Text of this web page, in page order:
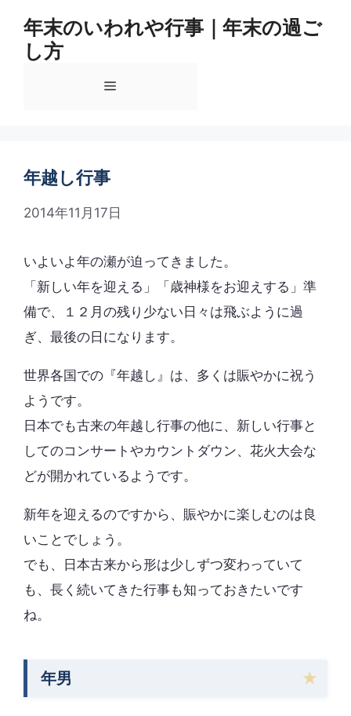
年末のいわれや行事｜年末の過ご
し方
メ
年越し行事
2014年11月17日
いよいよ年の瀬が迫ってきました。
「新しい年を迎える」「歳神様をお迎えする」準
備で、１２月の残り少ない日々は飛ぶように過
ぎ、最後の日になります。
世界各国での『年越し』は、多くは賑やかに祝う
ようです。
日本でも古来の年越し行事の他に、新しい行事と
してのコンサートやカウントダウン、花火大会な
どが開かれているようです。
新年を迎えるのですから、賑やかに楽しむのは良
いことでしょう。
でも、日本古来から形は少しずつ変わっていて
も、長く続いてきた行事も知っておきたいです
ね。
年男